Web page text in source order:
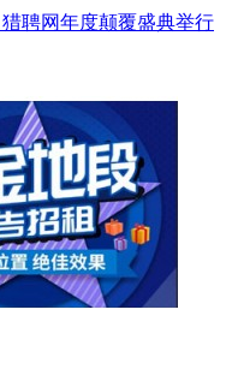
猎聘网年度颠覆盛典举行